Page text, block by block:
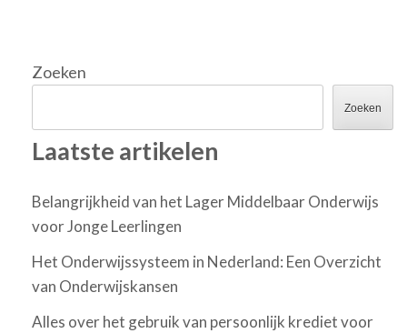
Zoeken
Zoeken
Laatste artikelen
Belangrijkheid van het Lager Middelbaar Onderwijs
voor Jonge Leerlingen
Het Onderwijssysteem in Nederland: Een Overzicht
van Onderwijskansen
Alles over het gebruik van persoonlijk krediet voor